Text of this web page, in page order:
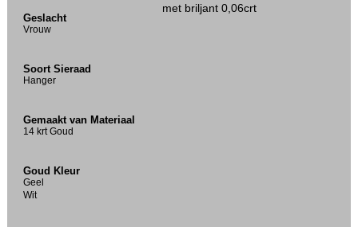
met briljant 0,06crt
Geslacht
Vrouw
Soort Sieraad
Hanger
Gemaakt van Materiaal
14 krt Goud
Goud Kleur
Geel
Wit